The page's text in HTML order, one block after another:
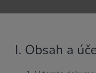
I. Obsah a